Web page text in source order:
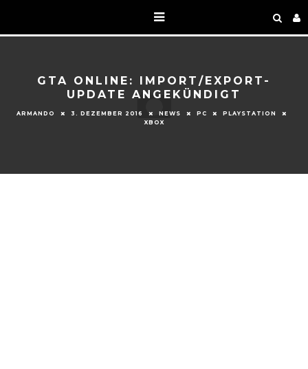
GTA ONLINE: IMPORT/EXPORT-
UPDATE ANGEKÜNDIGT
ARMANDO 3. DEZEMBER 2016 NEWS PC
PLAYSTATION
XBOX